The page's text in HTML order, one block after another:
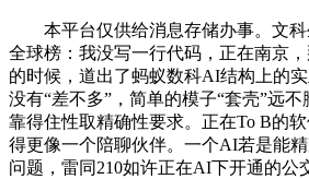
本平台仅供给消息存储办事。文科
全球榜：我没写一行代码，正在南京
的时候，道出了蚂蚁数科AI结构上的
没有“差不多”，简单的模子“套壳”远
靠得住性取精确性要求。正在To B的
得更像一个陪聊伙伴。一个AI若是能
问题，雷同210如许正在AI下开通的公